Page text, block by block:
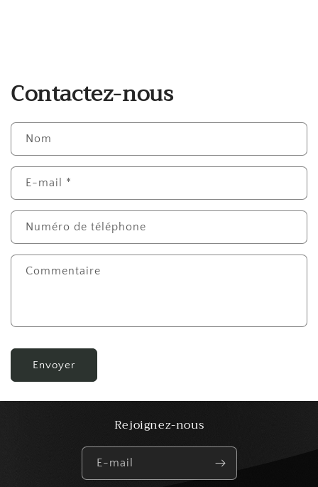
Contactez-nous
Nom
E-mail *
Numéro de téléphone
Commentaire
Envoyer
Rejoignez-nous
E-mail